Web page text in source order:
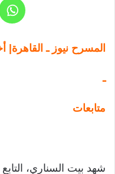
المسرح نيوز ـ القاهرة|
ـ
متابعات
شهد بيت السناري،